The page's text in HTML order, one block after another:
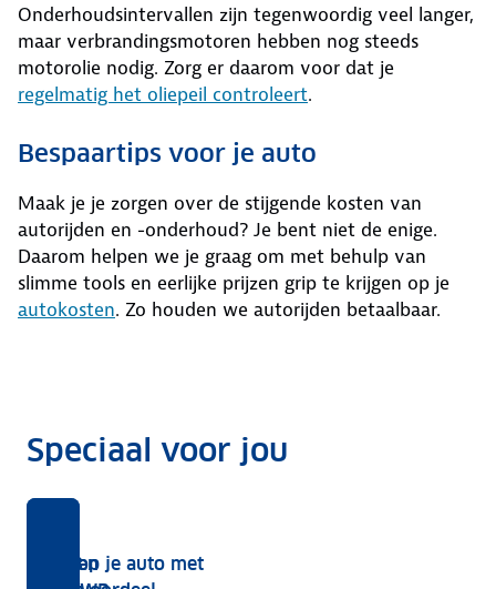
Onderhoudsintervallen zijn tegenwoordig veel langer,
maar verbrandingsmotoren hebben nog steeds
motorolie nodig. Zorg er daarom voor dat je
regelmatig het oliepeil controleert.
Bespaartips voor je auto
Maak je je zorgen over de stijgende kosten van
autorijden en -onderhoud? Je bent niet de enige.
Daarom helpen we je graag om met behulp van
slimme tools en eerlijke prijzen grip te krijgen op je
autokosten. Zo houden we autorijden betaalbaar.
Speciaal voor jou
BPM,
ANWB
Bereken
Verkoop je auto met